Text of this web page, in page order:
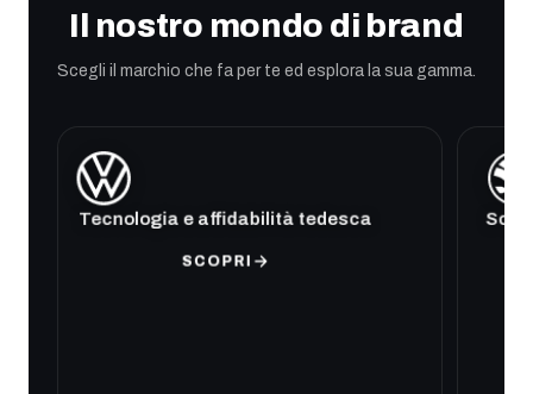
Il nostro mondo di brand
Scegli il marchio che fa per te ed esplora la sua gamma.
Tecnologia e affidabilità tedesca
SCOPRI